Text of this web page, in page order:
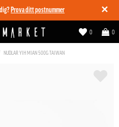
✕
Prova ditt postnummer
0
0
NUDLAR YIH MIAN 500G TAIWAN